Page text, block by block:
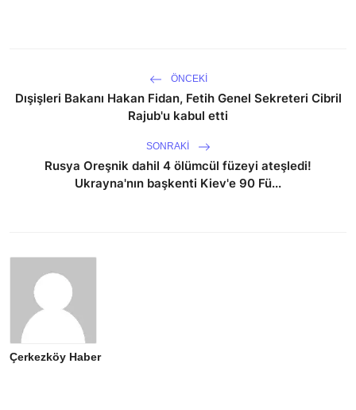
ÖNCEKI
Dışişleri Bakanı Hakan Fidan, Fetih Genel Sekreteri Cibril
Rajub'u kabul etti
SONRAKI
Rusya Oreşnik dahil 4 ölümcül füzeyi ateşledi!
Ukrayna'nın başkenti Kiev'e 90 Fü...
Çerkezköy Haber